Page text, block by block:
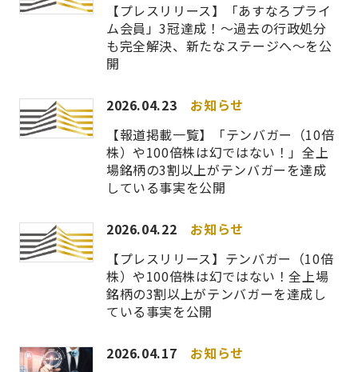
【プレスリリース】「あすなろプライ
ム会員」3冠達成！～過去の行政処分
も完全解決、新たなステージへ～を公
開
2026.04.23
お知らせ
【報道掲載一覧】「テンバガー（10倍
株）や100倍株は幻ではない！」全上
場銘柄の3割以上がテンバガーを達成
している事実を公開
2026.04.22
お知らせ
【プレスリリース】テンバガー（10倍
株）や100倍株は幻ではない！全上場
銘柄の3割以上がテンバガーを達成し
ている事実を公開
2026.04.17
お知らせ